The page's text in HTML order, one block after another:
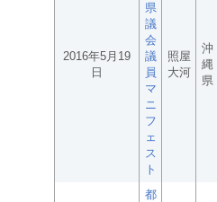
2016年5月19
日
県
議
会
議
員
マ
ニ
フ
ェ
ス
ト
照屋
大河
沖
縄
県
都